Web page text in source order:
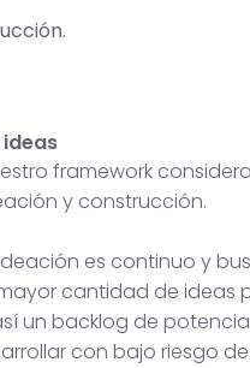
framework
y construcción.
es continuo y
cantidad de ideas
un backlog de
con bajo riesgo